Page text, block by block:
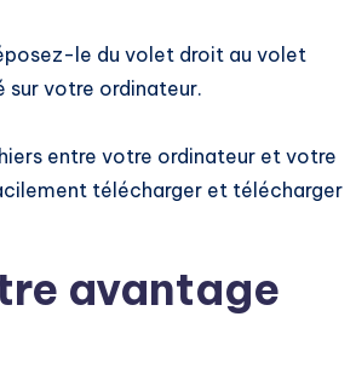
le du volet droit au volet
sur votre ordinateur.
entre votre ordinateur et votre
télécharger et télécharger
avantage